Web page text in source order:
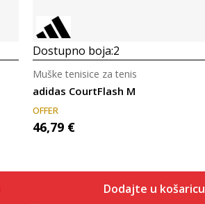
Dostupno boja:2
adidas CourtFlash M
Muške tenisice za tenis
OFFER
46,79 €
Dodajte u košaricu